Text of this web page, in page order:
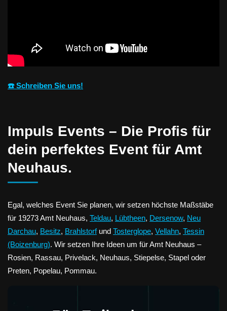
☎️ Schreiben Sie uns!
Impuls Events – Die Profis für
dein perfektes Event für Amt
Neuhaus.
Egal, welches Event Sie planen, wir setzen höchste Maßstäbe
für 19273 Amt Neuhaus, Teldau, Lübtheen, Dersenow, Neu
Darchau, Besitz, Brahlstorfund Tosterglope, Vellahn, Tessin
(Boizenburg). Wir setzen Ihre Ideen um für Amt Neuhaus –
Rosien, Rassau, Privelack, Neuhaus, Stiepelse, Stapel oder
Preten, Popelau, Pommau.